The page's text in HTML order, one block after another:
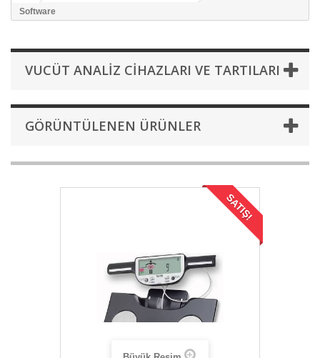
Software
VUCÜT ANALIZ CIHAZLARI VE TARTILARI
GÖRÜNTÜLENEN ÜRÜNLER
SATIŞ!